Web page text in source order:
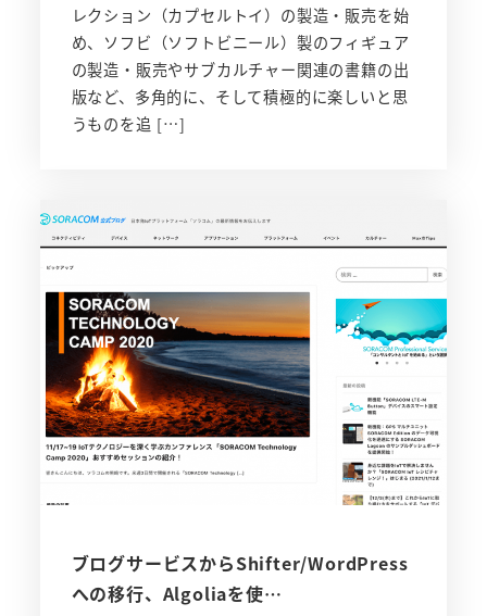
レクション（カプセルトイ）の製造・販売を始
め、ソフビ（ソフトビニール）製のフィギュア
の製造・販売やサブカルチャー関連の書籍の出
版など、多角的に、そして積極的に楽しいと思
うものを追 […]
ブログサービスからShifter/WordPress
への移行、Algoliaを使…